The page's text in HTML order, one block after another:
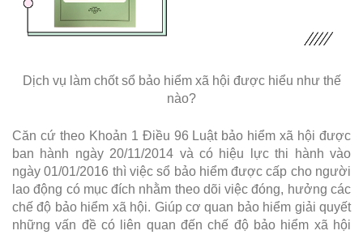
Dịch vụ làm chốt sổ bảo hiểm xã hội được hiểu như thế
nào?
Căn cứ theo Khoản 1 Điều 96 Luật bảo hiểm xã hội được
ban hành ngày 20/11/2014 và có hiệu lực thi hành vào
ngày 01/01/2016 thì việc sổ bảo hiểm được cấp cho người
lao động có mục đích nhằm theo dõi việc đóng, hưởng các
chế độ bảo hiểm xã hội. Giúp cơ quan bảo hiểm giải quyết
những vấn đề có liên quan đến chế độ bảo hiểm xã hội